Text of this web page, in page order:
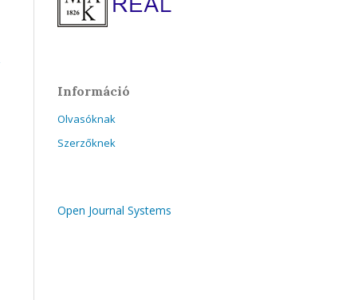
Információ
Olvasóknak
Szerzőknek
Open Journal Systems